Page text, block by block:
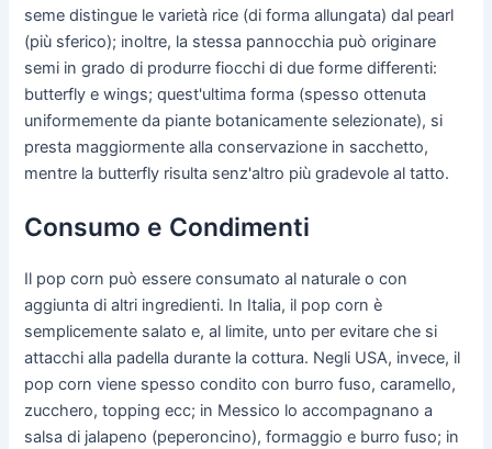
seme distingue le varietà rice (di forma allungata) dal pearl
(più sferico); inoltre, la stessa pannocchia può originare
semi in grado di produrre fiocchi di due forme differenti:
butterfly e wings; quest'ultima forma (spesso ottenuta
uniformemente da piante botanicamente selezionate), si
presta maggiormente alla conservazione in sacchetto,
mentre la butterfly risulta senz'altro più gradevole al tatto.
Consumo e Condimenti
Il pop corn può essere consumato al naturale o con
aggiunta di altri ingredienti. In Italia, il pop corn è
semplicemente salato e, al limite, unto per evitare che si
attacchi alla padella durante la cottura. Negli USA, invece, il
pop corn viene spesso condito con burro fuso, caramello,
zucchero, topping ecc; in Messico lo accompagnano a
salsa di jalapeno (peperoncino), formaggio e burro fuso; in